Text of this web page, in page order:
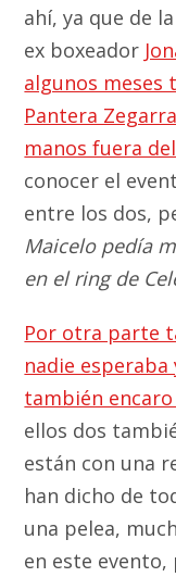
ahí, ya que de
ex boxeador
algunos meses
Pantera
manos fuera
conocer el
entre los dos,
Maicelo pedía
en el ring de
Por otra parte
nadie esperaba
también
ellos dos
están con una
han dicho de
una pelea,
en este evento,